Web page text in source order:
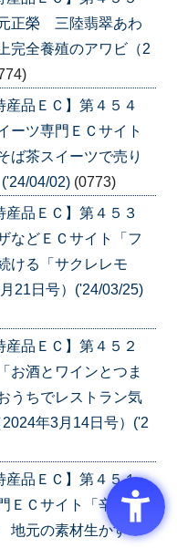
正榮 三陸翡翠あわ
完全養殖のアワビ（2
産品ＥＣ】第４５４
ツ専門ＥＣサイト
ば茶スイーツで売り
04/02) (0773)
産品ＥＣ】第４５３
などＥＣサイト「フ
ける「サクレレモ
21日号）('24/03/25)
産品ＥＣ】第４５２
酒とワインとつま
うちでレストラン気
年3月14日号）('2
産品ＥＣ】第４５１
ＥＣサイト「辛子め
地元の素材生かす